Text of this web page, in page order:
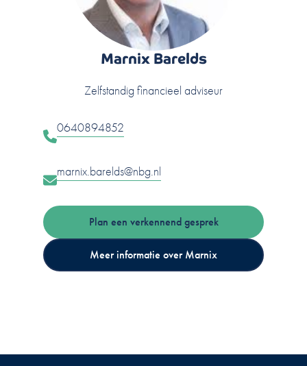
Marnix Barelds
Zelfstandig financieel adviseur
0640894852
marnix.barelds@nbg.nl
Plan een verkennend gesprek
Meer informatie over Marnix